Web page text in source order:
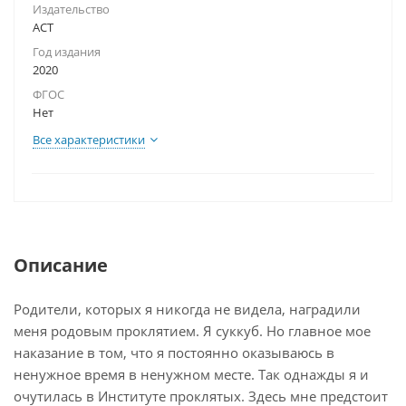
Издательство
АСТ
Год издания
2020
ФГОС
Нет
Все характеристики
Описание
Родители, которых я никогда не видела, наградили
меня родовым проклятием. Я суккуб. Но главное мое
наказание в том, что я постоянно оказываюсь в
ненужное время в ненужном месте. Так однажды я и
очутилась в Институте проклятых. Здесь мне предстоит